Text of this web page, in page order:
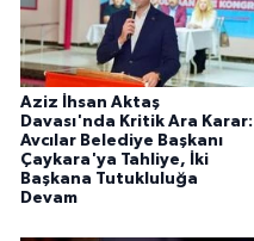
Aziz İhsan Aktaş
Davası'nda Kritik Ara Karar:
Avcılar Belediye Başkanı
Çaykara'ya Tahliye, İki
Başkana Tutukluluğa
Devam